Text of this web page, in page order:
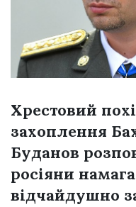
Хрестовий
захоплення
Буданов
росіяни
відчайдушно